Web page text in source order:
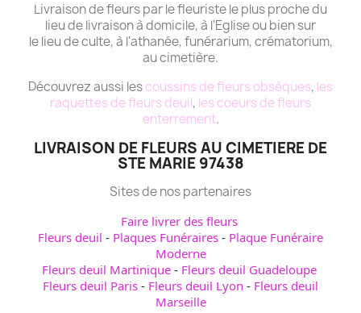
Livraison de fleurs par le fleuriste le plus proche du
lieu de livraison à domicile, à l'Eglise ou bien sur
le lieu de culte, à l'athanée, funérarium, crématorium,
au cimetière.
Découvrez aussi lescoussins de fleurs obsèques, les
raquettes de fleurs deuil, les coeurs de fleurs
enterrement.
LIVRAISON DE FLEURS AU CIMETIERE DE
STE MARIE 97438
Sites de nos partenaires
Faire livrer des fleurs
Fleurs deuil - Plaques Funéraires - Plaque Funéraire
Moderne
Fleurs deuil Martinique- Fleurs deuil Guadeloupe
Fleurs deuil Paris - Fleurs deuil Lyon - Fleurs deuil
Marseille